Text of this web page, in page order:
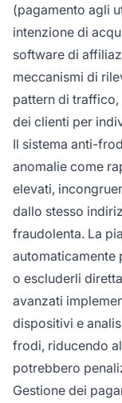
(pagamento agli
intenzione di
software di
meccanismi di
pattern di
dei clienti per
Il sistema anti-
anomalie come
elevati,
dallo stesso
fraudolenta. La
automaticamente
o escluderli
avanzati
dispositivi e
frodi, riducendo
potrebbero
Gestione dei